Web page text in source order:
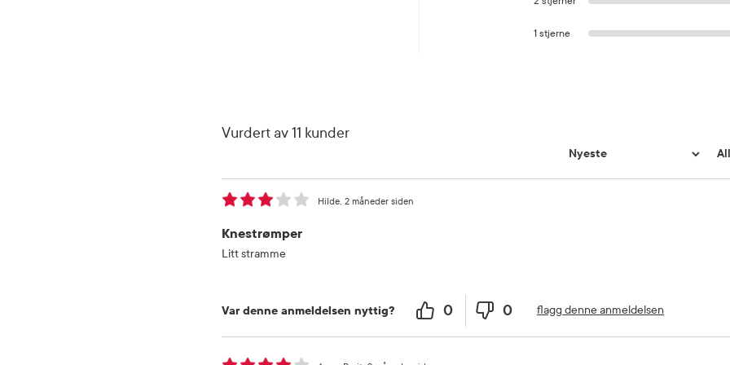
1 stjerne
Vurdert av 11 kunder
Knestrømper
2 måneder siden
Hilde
Litt stramme
Var denne anmeldelsen nyttig? 0 0 flagg denne anmeldelsen